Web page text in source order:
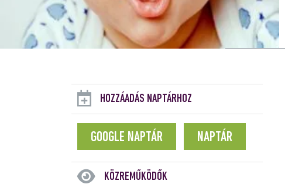
HOZZÁADÁS NAPTÁRHOZ
GOOGLE NAPTÁR NAPTÁR
KÖZREMŰKÖDŐK